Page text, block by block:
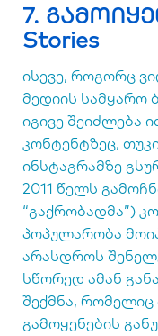
7.
Stories
ისევე, როგორც
მედიის სამყარო
იგივე შეიძლება
კონტენტზეც,
ინსტაგრამზე
2011 წელს
“გაქრობადმა”)
პოპულარობა
არასდროს
სწორედ ამან
შექმნა,
გამოყენების